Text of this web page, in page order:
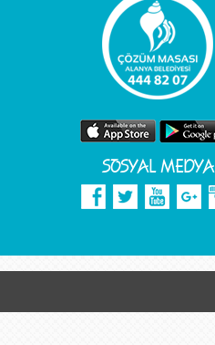
SOSYAL MEDYA